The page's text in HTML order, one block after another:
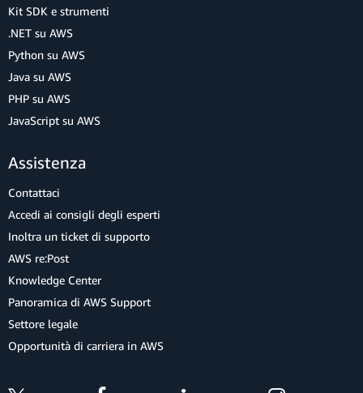
Kit SDK e strumenti
.NET su AWS
Python su AWS
Java su AWS
PHP su AWS
JavaScript su AWS
Assistenza
Contattaci
Accedi ai consigli degli esperti
Inoltra un ticket di supporto
AWS re:Post
Knowledge Center
Panoramica di AWS Support
Settore legale
Opportunità di carriera in AWS